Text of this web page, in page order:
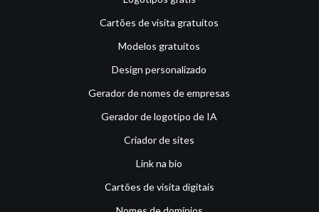
Cartões de visita gratuitos
Modelos gratuitos
Design personalizado
Gerador de nomes de empresas
Gerador de logotipo de IA
Criador de sites
Link na bio
Cartões de visita digitais